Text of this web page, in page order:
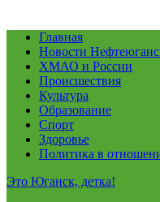
Главная
Новости
ХМАО и России
Происшествия
Культура
Образование
Спорт
Здоровье
Политика в
Это Юганск, детка!